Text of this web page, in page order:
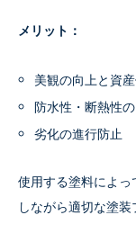
メリット：
美観の向上と資
防水性・断熱性
劣化の進行防止
使用する塗料によ
しながら適切な塗装